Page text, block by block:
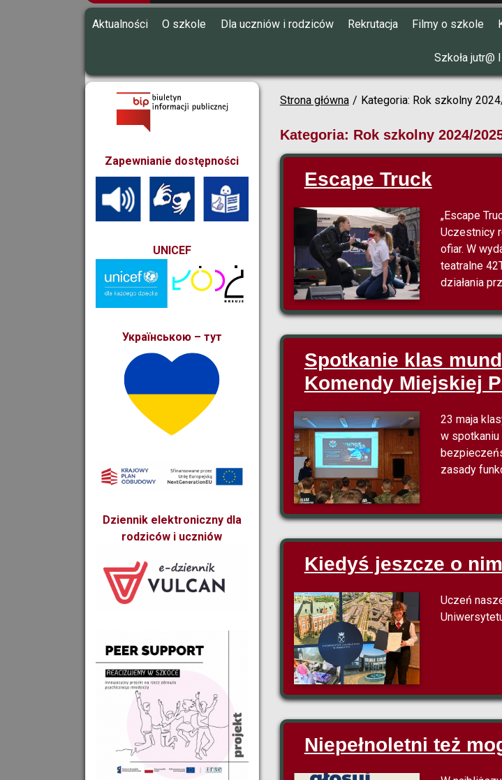
Aktualności O szkole Dla uczniów i rodziców Rekrutacja Filmy o szkole
Szkoła jutr@
Zapewnianie dostępności
UNICEF
Українською – тут
Dziennik elektroniczny dla
rodziców i uczniów
Strona główna Kategoria: Rok szkolny
Kategoria: Rok szkolny 2024/
Escape Truck
„Escape
Uczestnicy
ofiar. W
teatralne
działania
Spotkanie klas
Komendy Miejskiej
23 maja
w spotkaniu
zasady
Kiedyś jeszcze o
Uczeń
Niepełnoletni też